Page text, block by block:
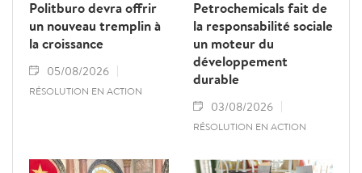
évaluées en fonction des avantages qu'elles
procurent aux citoyens, aux entreprises et à
l'économie, a déclaré le dirigeant.
Politburo devra offrir
un nouveau tremplin à
la croissance
05/08/2026
RÉSOLUTION EN ACTION
Petrochemicals fait de
la responsabilité sociale
un moteur du
développement
durable
03/08/2026
RÉSOLUTION EN ACTION